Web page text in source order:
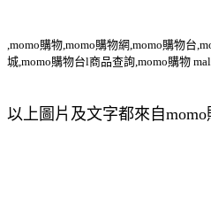
,momo購物,momo購物網,momo購物台
城,momo購物台l商品查詢,momo購物
以上圖片及文字都來自momo